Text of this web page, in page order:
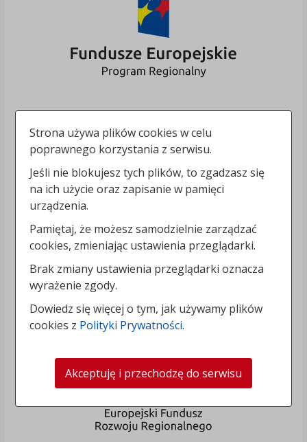
Strona używa plików cookies w celu
poprawnego korzystania z serwisu.
Jeśli nie blokujesz tych plików, to zgadzasz się
na ich użycie oraz zapisanie w pamięci
urządzenia.
Pamiętaj, że możesz samodzielnie zarządzać
cookies, zmieniając ustawienia przeglądarki.
Brak zmiany ustawienia przeglądarki oznacza
wyrażenie zgody.
Dowiedz się więcej o tym, jak używamy plików
cookies z Polityki Prywatności.
Akceptuję i przechodzę do serwisu